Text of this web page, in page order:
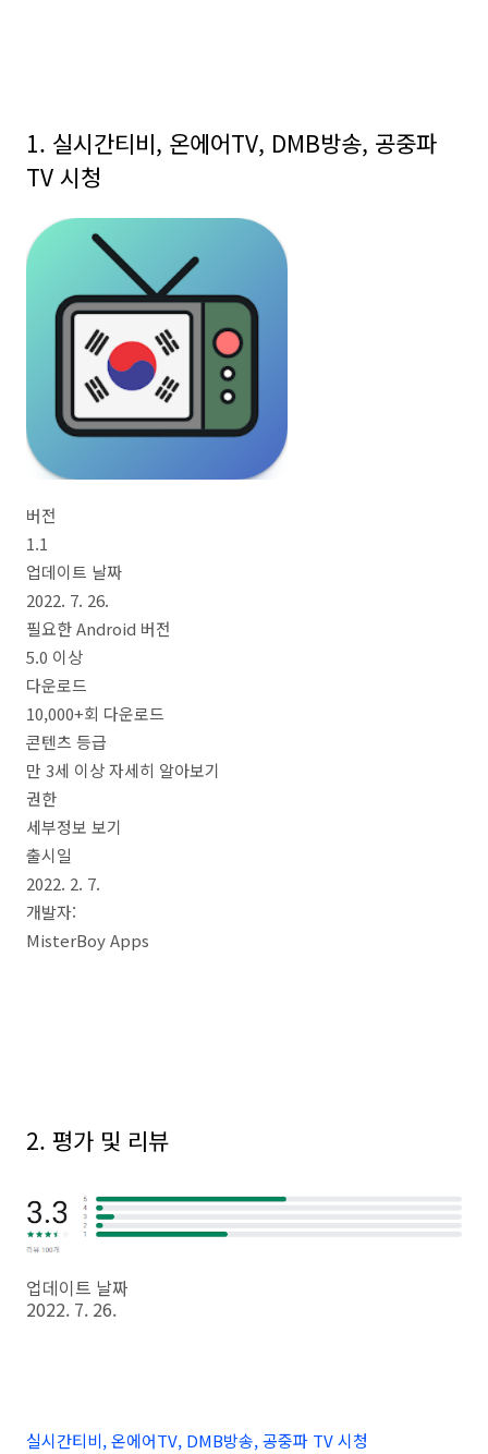
1. 실시간티비, 온에어TV, DMB방송, 공중파
TV 시청
버전
1.1
업데이트 날짜
2022. 7. 26.
필요한 Android 버전
5.0 이상
다운로드
10,000+회 다운로드
콘텐츠 등급
만 3세 이상 자세히 알아보기
권한
세부정보 보기
출시일
2022. 2. 7.
개발자:
MisterBoy Apps
2. 평가 및 리뷰
업데이트 날짜
2022. 7. 26.
실시간티비, 온에어TV, DMB방송, 공중파 TV 시청